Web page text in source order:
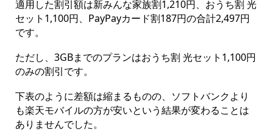
適用した割引額は新みんな家族割1,210円、おうち割 光
セット1,100円、PayPayカード割187円の合計2,497円
です。
ただし、3GBまでのプランはおうち割 光セット1,100円
のみの割引です。
下表のように差額は縮まるものの、ソフトバンクより
も楽天モバイルの方が安いという結果が変わることは
ありませんでした。